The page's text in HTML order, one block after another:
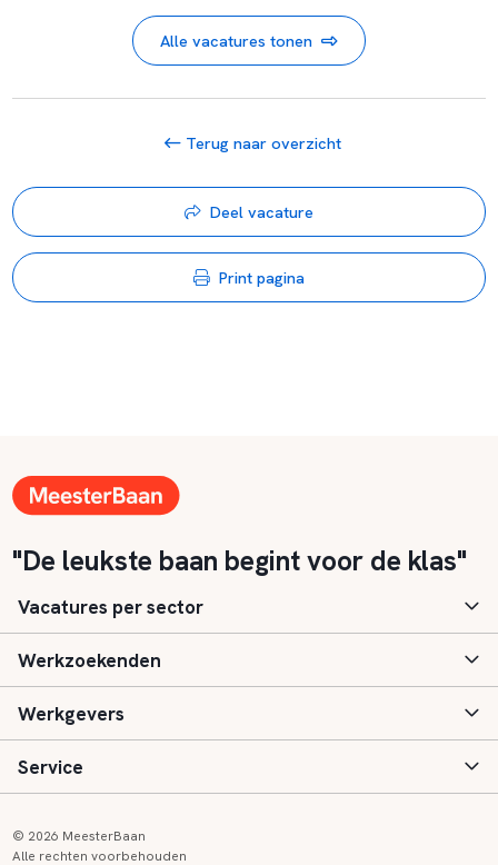
Alle vacatures tonen
Terug naar overzicht
Deel vacature
Print pagina
"De leukste baan begint voor de klas"
Vacatures per sector
Basisonderwijs
Speciaal (basis) onderwijs
Voortgezet onderwijs
Werkzoekenden
Aanmelden
Vacatures
Werkgevers
Inloggen
Service
© 2026 MeesterBaan
Alle rechten voorbehouden